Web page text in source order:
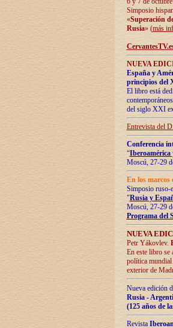
Simposio
«Superación
Rusia» (más
NUEVA
España y
principios del
El libro está
del siglo XXI
Entrevista del
Conferencia
“Iberoamérica
Moscú, 27-29
En los marcos
Simposio ruso-
"Rusia y
Moscú, 27-29
Programa del
NUEVA
Petr Yákovlev.
En este libro se
política mundial
exterior de
Nueva edición
Rusia -
(125 años de
Revista